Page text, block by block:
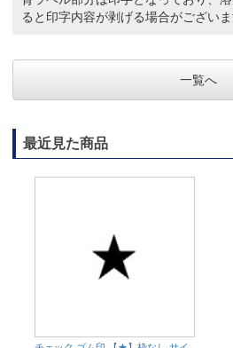
ると印字内容が剥げる場合がございま
一覧へ
最近見た商品